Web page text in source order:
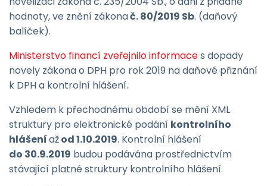
hodnoty, ve znění zákonač. 80/2019 Sb. (daňový
balíček).
Ministerstvo financí zveřejnilo informaces dopady
novely zákona o DPH pro rok 2019 na daňové přiznání
k DPH a kontrolní hlášení.
Vzhledem k přechodnému období se mění XML
struktury pro elektronické podání kontrolního
hlášeníažod 1.10.2019. Kontrolní hlášení
do 30.9.2019 budou podávána prostřednictvím
stávající platné struktury kontrolního hlášení.